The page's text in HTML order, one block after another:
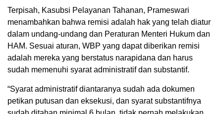
Terpisah, Kasubsi Pelayanan Tahanan, Prameswari
menambahkan bahwa remisi adalah hak yang telah diatur
dalam undang-undang dan Peraturan Menteri Hukum dan
HAM. Sesuai aturan, WBP yang dapat diberikan remisi
adalah mereka yang berstatus narapidana dan harus
sudah memenuhi syarat administratif dan substantif.
“Syarat administratif diantaranya sudah ada dokumen
petikan putusan dan eksekusi, dan syarat substantifnya